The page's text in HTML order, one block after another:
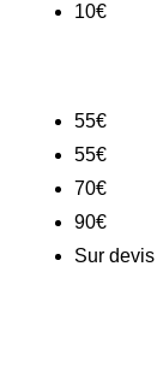
10€
55€
55€
70€
90€
Sur devis